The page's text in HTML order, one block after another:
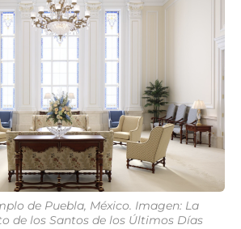
de Puebla, México. Imagen: La
de los Santos de los Últimos Días